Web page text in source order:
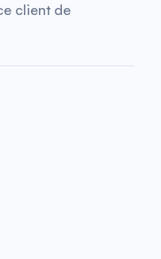
client de